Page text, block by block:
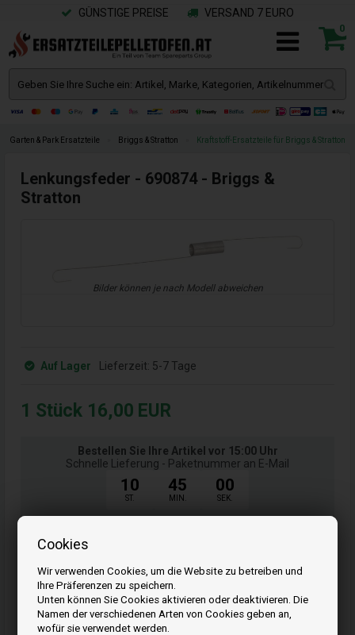
Cookies
Wir verwenden Cookies, um die Website zu betreiben und
Ihre Präferenzen zu speichern.
Unten können Sie Cookies aktivieren oder deaktivieren. Die
Namen der verschiedenen Arten von Cookies geben an,
wofür sie verwendet werden.
GÜNSTIGE PREISE VERSAND 7 EURO
0
Garten & Park Ersatzteile Briggs & Stratton Kraftstoff-Ersatzteile für Briggs & Stratton
Lenkungsfeder - 690874 - Briggs &
Stratton
Bilder können je nach Modell abweichen
Lieferzeit: 5-7 Tage
Auf Lager
1 Stück 16,00 EUR
Bestellen Sie Ihre Artikel vor 15:00 Uhr
Schnelle Lieferung - Paketnummer an E-Mail
10
ST.
45
MIN.
00
SEK.
Artikelnummer: 690874